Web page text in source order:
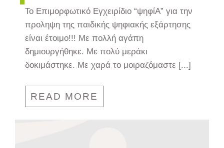
Το Επιμορφωτικό Εγχειρίδιο “ψηφίΑ” για την
προληψη της παιδικής ψηφιακής εξάρτησης
είναι έτοιμο!!! Με πολλή αγάπη
δημιουργήθηκε. Με πολύ μεράκι
δοκιμάστηκε. Με χαρά το μοιραζόμαστε [...]
READ MORE